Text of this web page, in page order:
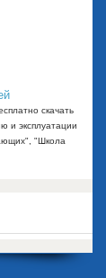
скачать
и эксплуатации
"Школа